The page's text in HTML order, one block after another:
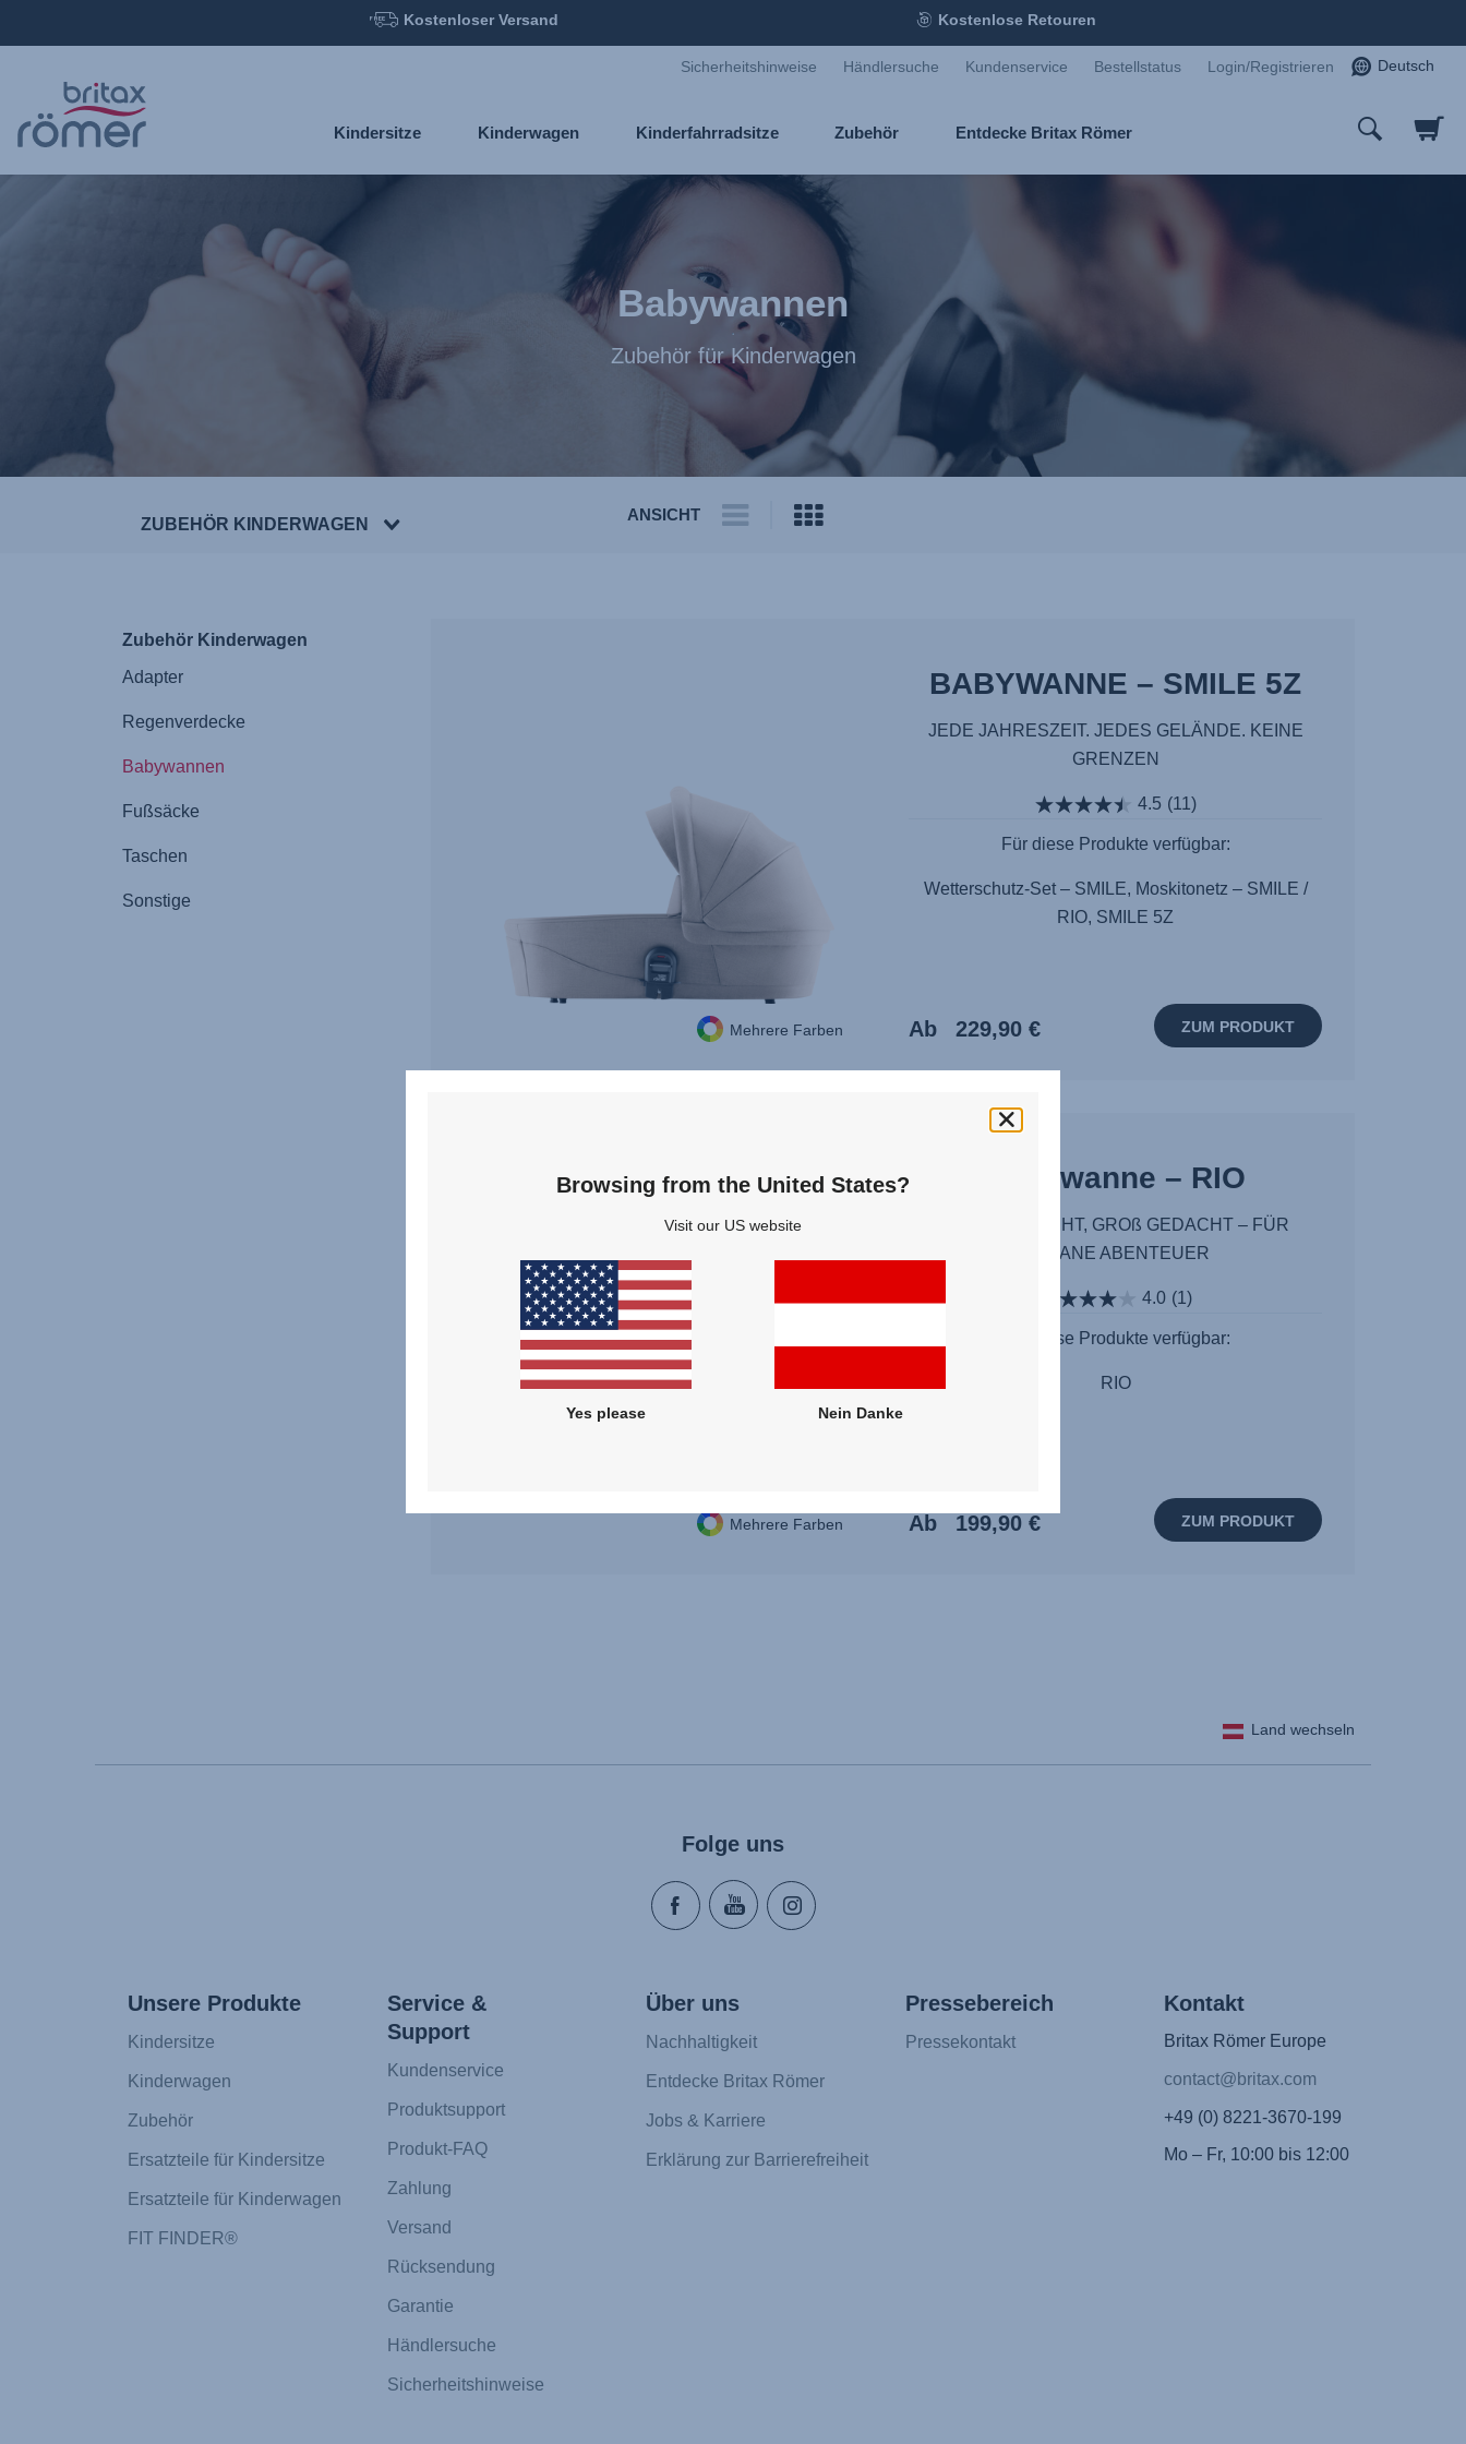
Hauptinhalt
springen
Kostenloser Versand Kostenlose Retouren
Sicherheitshinweise Händlersuche Kundenservice Bestellstatus Login/Registrieren Deutsch
Kindersitze Kinderwagen Kinderfahrradsitze Zubehör Entdecke Britax Römer
Babywannen
Zubehör für Kinderwagen
ZUBEHÖR KINDERWAGEN ANSICHT
Zubehör Kinderwagen
Adapter
Regenverdecke
Babywannen
Fußsäcke
Taschen
Sonstige
BABYWANNE – SMILE 5Z
JEDE JAHRESZEIT. JEDES GELÄNDE. KEINE
GRENZEN
4.5 (11)
Für diese Produkte verfügbar:
Wetterschutz-Set – SMILE, Moskitonetz – SMILE /
RIO, SMILE 5Z
Mehrere Farben Ab 229,90 € ZUM PRODUKT
Babywanne – RIO
KLEIN GEMACHT, GROß GEDACHT – FÜR
URBANE ABENTEUER
4.0 (1)
Für diese Produkte verfügbar:
RIO
Mehrere Farben Ab 199,90 € ZUM PRODUKT
Land wechseln
Folge uns
Unsere Produkte
Kindersitze
Kinderwagen
Zubehör
Ersatzteile für Kindersitze
Ersatzteile für Kinderwagen
FIT FINDER®
Service &
Support
Kundenservice
Produktsupport
Produkt-FAQ
Zahlung
Versand
Rücksendung
Garantie
Händlersuche
Sicherheitshinweise
Über uns
Nachhaltigkeit
Entdecke Britax Römer
Jobs & Karriere
Erklärung zur Barrierefreiheit
Pressebereich
Pressekontakt
Kontakt
Britax Römer Europe
contact@britax.com
+49 (0) 8221-3670-199
Mo – Fr, 10:00 bis 12:00
Browsing from the United States?
Visit our US website
Yes please Nein Danke